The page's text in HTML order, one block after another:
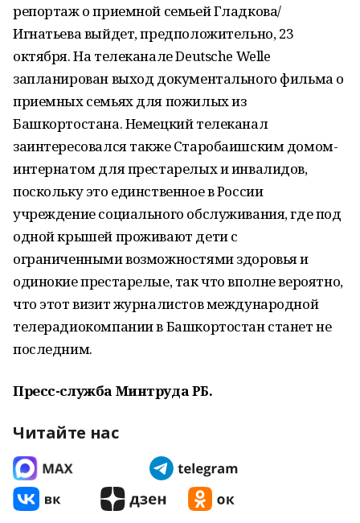
репортаж о приемной семьей Гладкова/
Игнатьева выйдет, предположительно, 23
октября. На телеканале Deutsche Welle
запланирован выход документального фильма о
приемных семьях для пожилых из
Башкортостана. Немецкий телеканал
заинтересовался также Старобаишским домом-
интернатом для престарелых и инвалидов,
поскольку это единственное в России
учреждение социального обслуживания, где под
одной крышей проживают дети с
ограниченными возможностями здоровья и
одинокие престарелые, так что вполне вероятно,
что этот визит журналистов международной
телерадиокомпании в Башкортостан станет не
последним.
Пресс-служба Минтруда РБ.
Читайте нас